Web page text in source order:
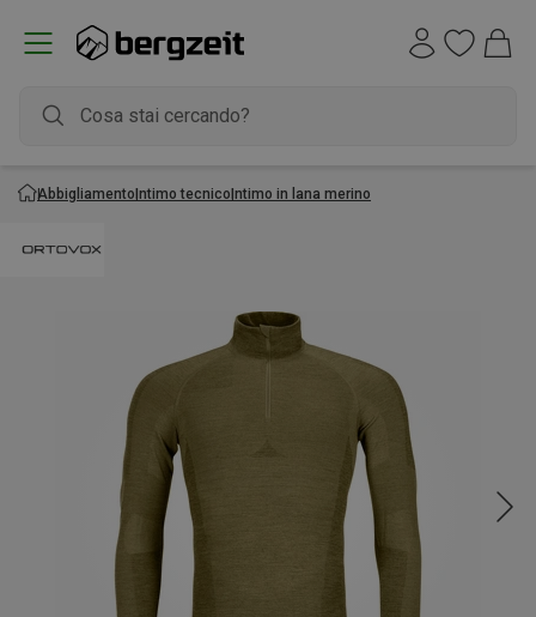
AbbigliamentoIntimo tecnicoIntimo in lana merino